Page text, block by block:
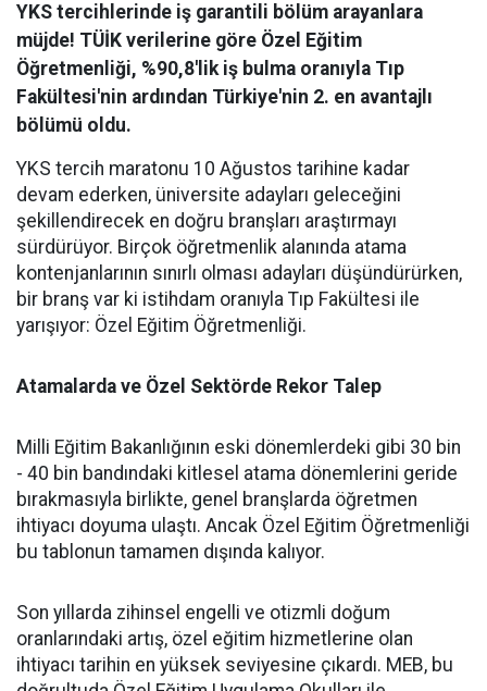
YKS tercihlerinde iş garantili bölüm arayanlara
müjde! TÜİK verilerine göre Özel Eğitim
Öğretmenliği, %90,8'lik iş bulma oranıyla Tıp
Fakültesi'nin ardından Türkiye'nin 2. en avantajlı
bölümü oldu.
YKS tercih maratonu 10 Ağustos tarihine kadar
devam ederken, üniversite adayları geleceğini
şekillendirecek en doğru branşları araştırmayı
sürdürüyor. Birçok öğretmenlik alanında atama
kontenjanlarının sınırlı olması adayları düşündürürken,
bir branş var ki istihdam oranıyla Tıp Fakültesi ile
yarışıyor: Özel Eğitim Öğretmenliği.
Atamalarda ve Özel Sektörde Rekor Talep
​Milli Eğitim Bakanlığının eski dönemlerdeki gibi 30 bin
- 40 bin bandındaki kitlesel atama dönemlerini geride
bırakmasıyla birlikte, genel branşlarda öğretmen
ihtiyacı doyuma ulaştı. Ancak Özel Eğitim Öğretmenliği
bu tablonun tamamen dışında kalıyor.
​Son yıllarda zihinsel engelli ve otizmli doğum
oranlarındaki artış, özel eğitim hizmetlerine olan
ihtiyacı tarihin en yüksek seviyesine çıkardı. MEB, bu